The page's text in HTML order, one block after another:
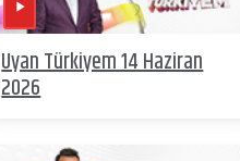
Uyan Türkiyem 14 Haziran
2026